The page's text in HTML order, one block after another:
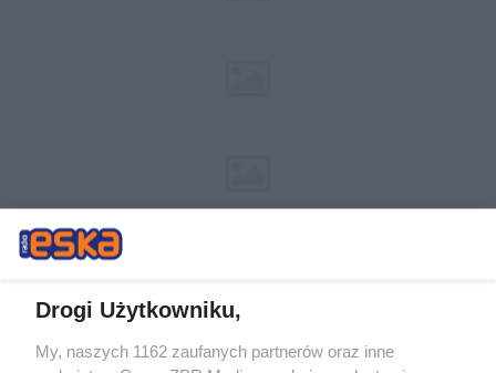
Żaden utwór zamieszczony w serwisie nie może być powielany i
Drogi Użytkowniku,
My, naszych 1162 zaufanych partnerów oraz inne